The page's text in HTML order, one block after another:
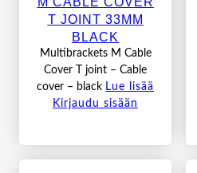
T JOINT 33MM
BLACK
Multibrackets M Cable
Cover T joint – Cable
cover – black Lue lisää
Kirjaudu sisään